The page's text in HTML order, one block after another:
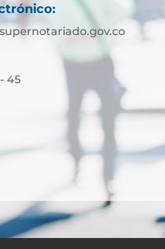
45